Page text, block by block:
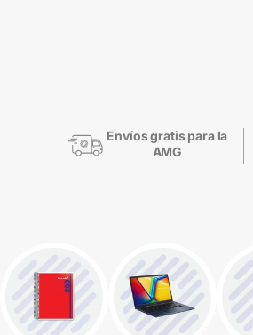
Envíos gratis para la
AMG